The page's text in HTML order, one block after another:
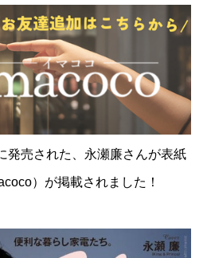
発売された、永瀬廉さんが表紙
）が掲載されました！